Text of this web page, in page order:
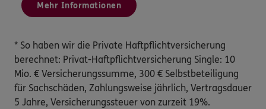
Mehr Informationen
* So haben wir die Private Haftpflichtversicherung
berechnet: Privat-Haftpflichtversicherung Single: 10
Mio. € Versicherungssumme, 300 € Selbstbeteiligung
für Sachschäden, Zahlungsweise jährlich, Vertragsdauer
5 Jahre, Versicherungssteuer von zurzeit 19%.